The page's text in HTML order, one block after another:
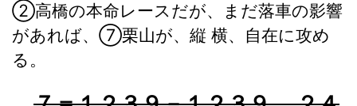
②高橋の本命レースだが、まだ落車の影響
があれば、⑦栗山が、縦 横、自在に攻め
る。